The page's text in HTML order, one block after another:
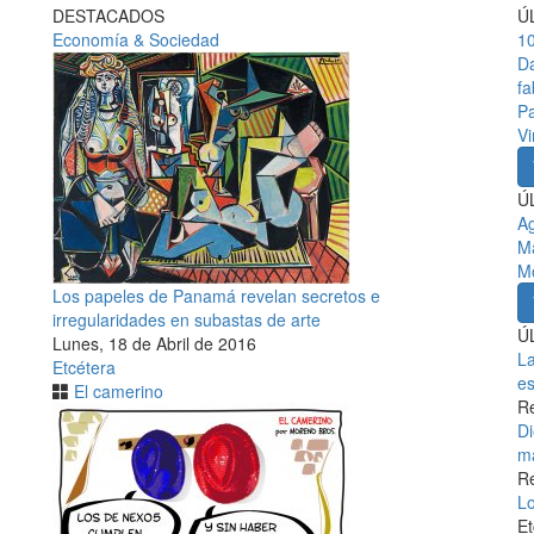
DESTACADOS
Economía & Sociedad
Los papeles de Panamá revelan secretos e
irregularidades en subastas de arte
Lunes, 18 de Abril de 2016
Etcétera
El camerino